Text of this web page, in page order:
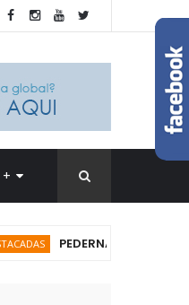
+
PEDERNALES: Madre de